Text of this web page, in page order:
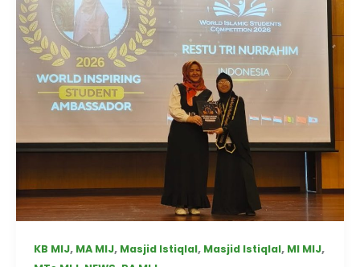
KB MIJ, MA MIJ, Masjid Istiqlal, Masjid Istiqlal, MI MIJ,